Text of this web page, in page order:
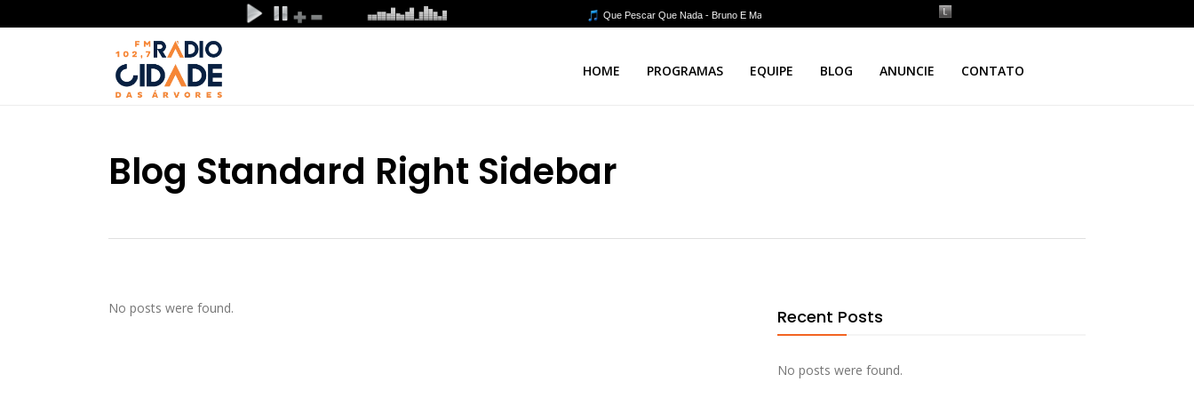
HOME PROGRAMAS EQUIPE BLOG ANUNCIE CONTATO
Blog Standard Right Sidebar
No posts were found. Recent Posts
No posts were found.